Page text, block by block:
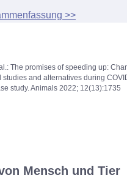
>>
The promises of speeding up:
and alternatives during
study. Animals 2022; 12(13):1735
Mensch und Tier